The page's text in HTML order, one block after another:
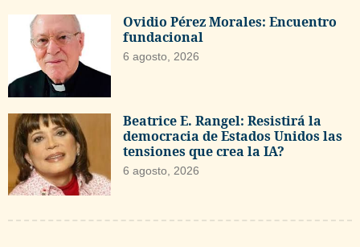
Ovidio Pérez Morales: Encuentro
fundacional
6 agosto, 2026
Beatrice E. Rangel: Resistirá la
democracia de Estados Unidos las
tensiones que crea la IA?
6 agosto, 2026